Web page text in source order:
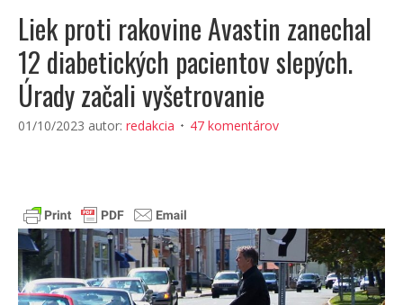
Liek proti rakovine Avastin zanechal
12 diabetických pacientov slepých.
Úrady začali vyšetrovanie
01/10/2023 autor: redakcia 47 komentárov